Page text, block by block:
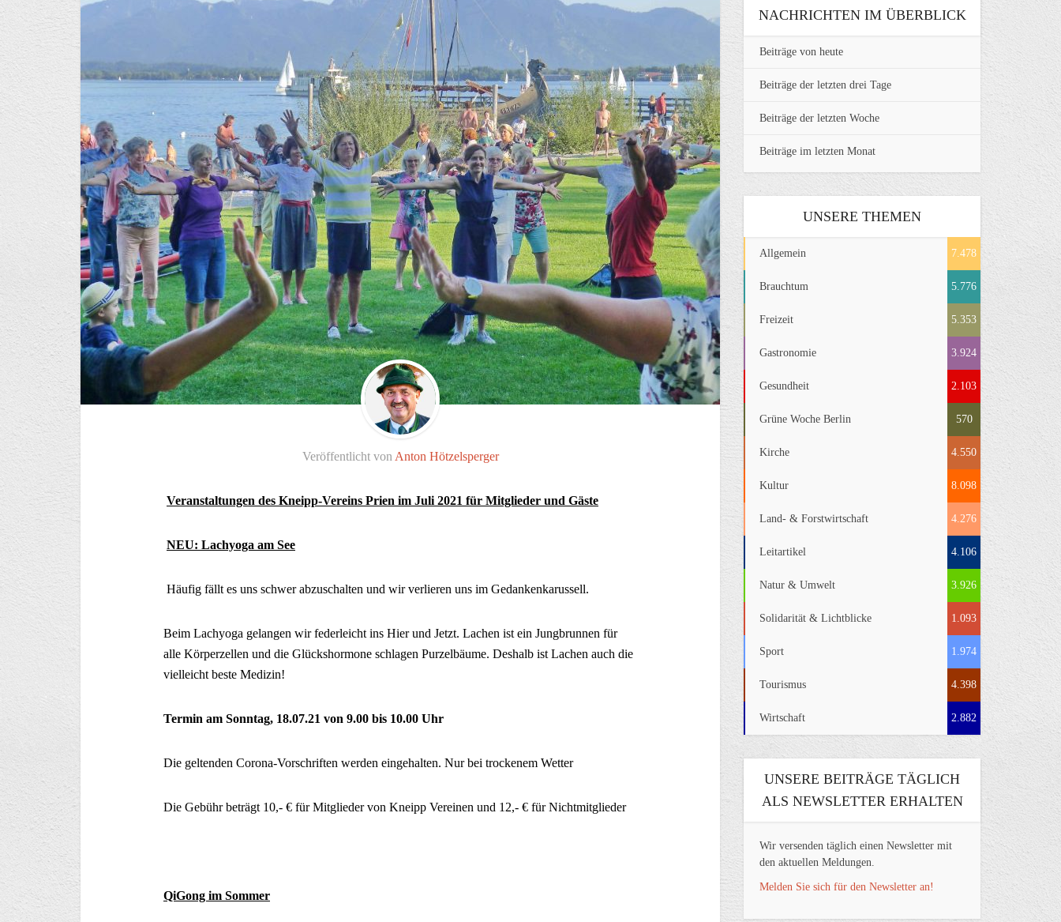
Veröffentlicht von Anton Hötzelsperger
Veranstaltungen des Kneipp-Vereins Prien im Juli 2021 für Mitglieder und Gäste
NEU: Lachyoga am See
Häufig fällt es uns schwer abzuschalten und wir verlieren uns im Gedankenkarussell.
Beim Lachyoga gelangen wir federleicht ins Hier und Jetzt. Lachen ist ein Jungbrunnen für
alle Körperzellen und die Glückshormone schlagen Purzelbäume. Deshalb ist Lachen auch die
vielleicht beste Medizin!
Termin am Sonntag, 18.07.21 von 9.00 bis 10.00 Uhr
Die geltenden Corona-Vorschriften werden eingehalten. Nur bei trockenem Wetter
Die Gebühr beträgt 10,- € für Mitglieder von Kneipp Vereinen und 12,- € für Nichtmitglieder
QiGong im Sommer
NACHRICHTEN IM ÜBERBLICK
Beiträge von heute
Beiträge der letzten drei Tage
Beiträge der letzten Woche
Beiträge im letzten Monat
UNSERE THEMEN
Allgemein 7.478
Brauchtum 5.776
Freizeit 5.353
Gastronomie 3.924
Gesundheit 2.103
Grüne Woche Berlin 570
Kirche 4.550
Kultur 8.098
Land- & Forstwirtschaft 4.276
Leitartikel 4.106
Natur & Umwelt 3.926
Solidarität & Lichtblicke 1.093
Sport 1.974
Tourismus 4.398
Wirtschaft 2.882
UNSERE BEITRÄGE TÄGLICH
ALS NEWSLETTER ERHALTEN
Wir versenden täglich einen Newsletter mit
den aktuellen Meldungen.
Melden Sie sich für den Newsletter an!